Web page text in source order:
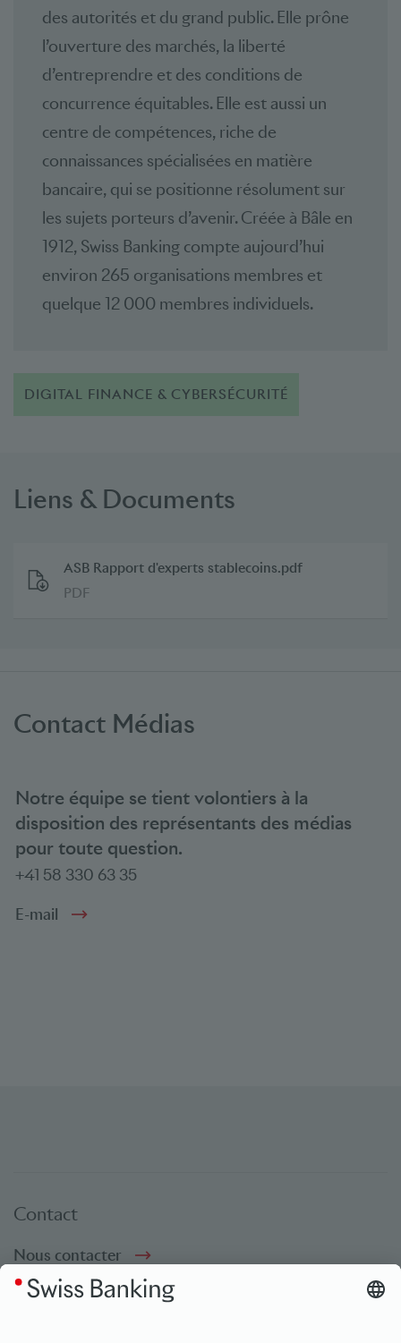
des autorités et du grand public. Elle prône
l’ouverture des marchés, la liberté
d’entreprendre et des conditions de
concurrence équitables. Elle est aussi un
centre de compétences, riche de
connaissances spécialisées en matière
bancaire, qui se positionne résolument sur
les sujets porteurs d’avenir. Créée à Bâle en
1912, Swiss Banking compte aujourd’hui
environ 265 organisations membres et
quelque 12 000 membres individuels.
DIGITAL FINANCE & CYBERSÉCURITÉ
Liens & Documents
ASB Rapport d'experts stablecoins.pdf
PDF
Contact Médias
Notre équipe se tient volontiers à la
disposition des représentants des médias
pour toute question.
+41 58 330 63 35
E-mail
Contact
Nous contacter